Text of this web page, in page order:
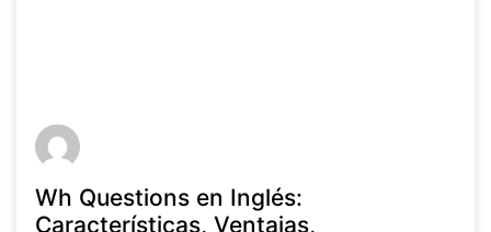
Wh Questions en Inglés:
Características, Ventajas,